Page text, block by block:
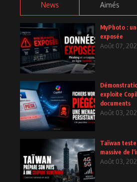
News Aimés
MyPhoto :
exposée
Août 07,
exploite
documents
Août 03,
Taïwan
massive de
Août 03,